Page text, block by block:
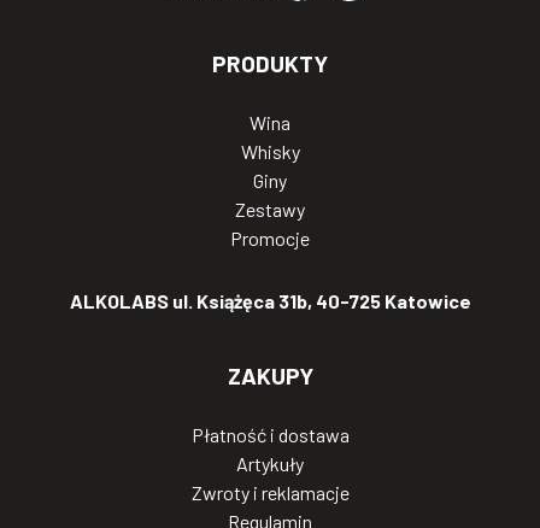
PRODUKTY
Wina
Whisky
Giny
Zestawy
Promocje
ALKOLABS ul. Książęca 31b, 40-725 Katowice
ZAKUPY
Płatność i dostawa
Artykuły
Zwroty i reklamacje
Regulamin